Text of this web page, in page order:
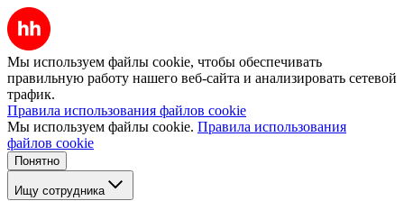
Мы используем файлы cookie, чтобы обеспечивать
правильную работу нашего веб-сайта и анализировать сетевой
трафик.
Правила использования файлов cookie
Мы используем файлы cookie. Правила использования
файлов cookie
Понятно
Ищу сотрудника